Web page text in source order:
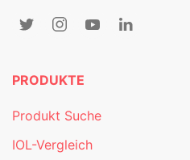
PRODUKTE
Produkt Suche
IOL-Vergleich